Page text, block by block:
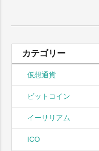
索:
カテゴリー
仮想通貨
ビットコイン
イーサリアム
ICO